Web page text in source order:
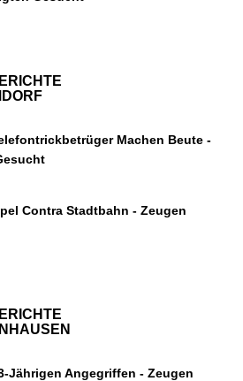
Machen Beute -
Contra Stadtbahn - Zeugen
Jährigen Angegriffen - Zeugen